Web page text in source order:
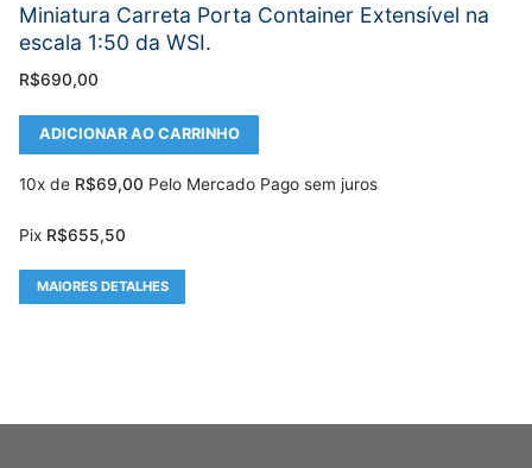
Miniatura Carreta Porta Container Extensível na
escala 1:50 da WSI.
R$690,00
ADICIONAR AO CARRINHO
10x de R$69,00 Pelo Mercado Pago sem juros
Pix R$655,50
MAIORES DETALHES